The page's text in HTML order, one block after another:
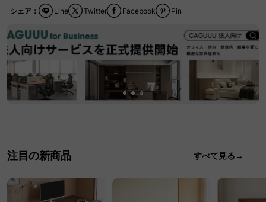
シェア： Facebook
Twitter Pin
Line
注目の新商品 すべて見る→